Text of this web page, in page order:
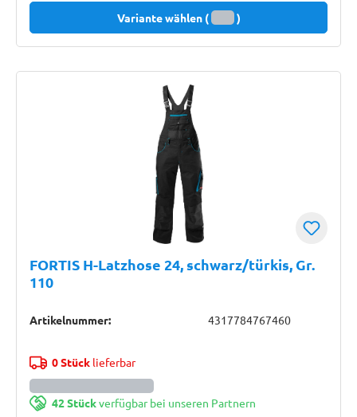
Variante wählen ( )
FORTIS H-Latzhose 24, schwarz/türkis, Gr.
110
Artikelnummer: 4317784767460
0 Stücklieferbar
42 Stückverfügbar bei unseren Partnern